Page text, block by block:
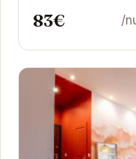
83€ /